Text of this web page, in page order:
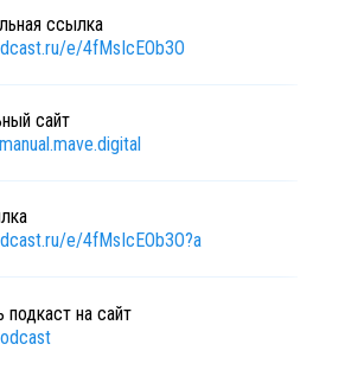
ссылка
e/4fMsIcEOb3O
сайт
e/4fMsIcEOb3O?a
подкаст на сайт